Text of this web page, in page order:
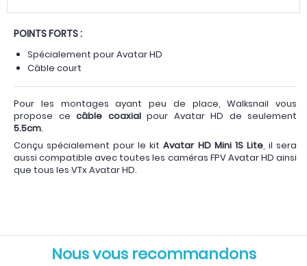
POINTS FORTS :
Spécialement pour Avatar HD
Câble court
Pour les montages ayant peu de place, Walksnail vous
propose ce câble coaxialpour Avatar HD de seulement
5.5cm.
Conçu spécialement pour le kitAvatar HD Mini 1S Lite, il sera
aussi compatible avec toutes les caméras FPV Avatar HD ainsi
que tous les VTx Avatar HD.
Nous vous recommandons